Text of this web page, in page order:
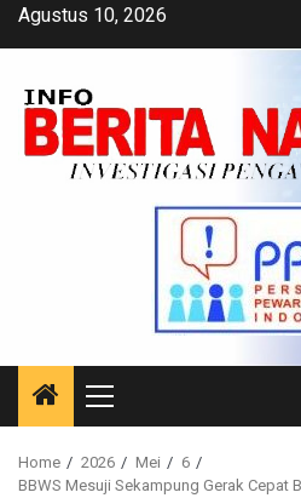
SkipAgustus 10, 2026
Primary
Menu
Home 2026 Mei
6
BBWS Mesuji Sekampung Gerak Cepat